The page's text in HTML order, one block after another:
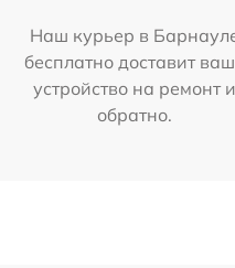
Наш курьер в
бесплатно доставит
устройство на ремонт и
обратно.